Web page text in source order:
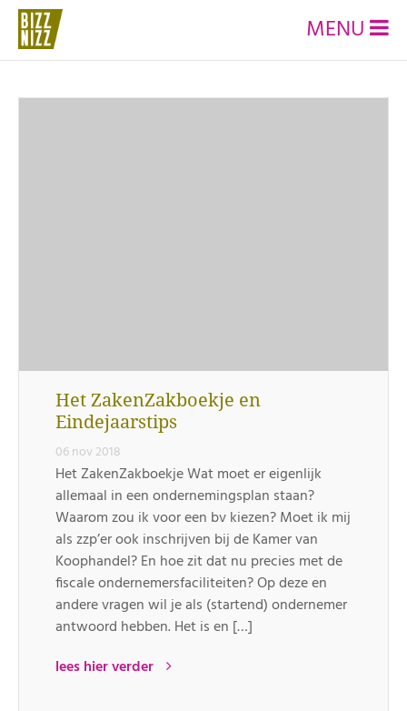
MENU
Het ZakenZakboekje en
Eindejaarstips
06 nov 2018
Het ZakenZakboekje Wat moet er eigenlijk
allemaal in een ondernemingsplan staan?
Waarom zou ik voor een bv kiezen? Moet ik mij
als zzp’er ook inschrijven bij de Kamer van
Koophandel? En hoe zit dat nu precies met de
fiscale ondernemersfaciliteiten? Op deze en
andere vragen wil je als (startend) ondernemer
antwoord hebben. Het is en […]
lees hier verder